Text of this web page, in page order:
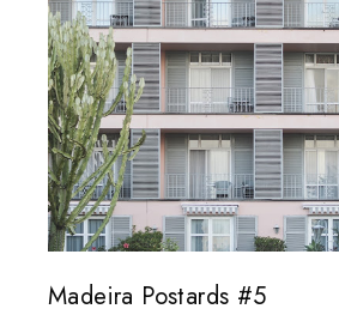
Madeira Postards #5